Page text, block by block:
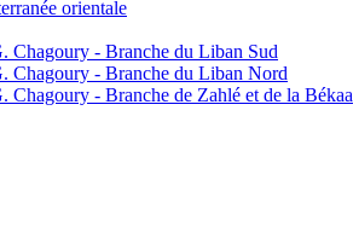
orientale
Chagoury - Branche du Liban Sud
Chagoury - Branche du Liban Nord
Chagoury - Branche de Zahlé et de la Békaa